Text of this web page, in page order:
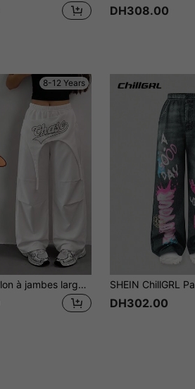
DH308.00
8-12 Years
SHEIN Pantalon à jambes larges avec imprimé lettres, taille élastique et design déconstruit pour fille préadolescente
DH302.00